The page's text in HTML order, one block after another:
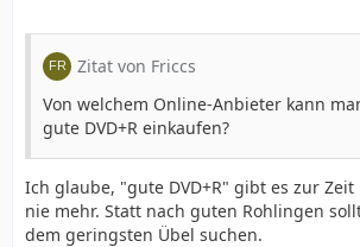
Zitat von Friccs
Von welchem Online-Anbieter kann
gute DVD+R einkaufen?
Ich glaube, "gute DVD+R" gibt es zur
nie mehr. Statt nach guten Rohlingen
dem geringsten Übel suchen.